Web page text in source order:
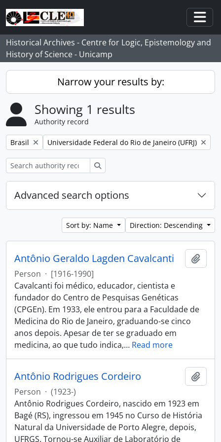
Skip to main content
Historical Archives - Centre for Logic, Epistemology and
History of Science - Unicamp
Narrow your results by:
Showing 1 results
Authority record
Remove filter:
Brasil Remove filter:
Universidade Federal do Rio de Janeiro (UFRJ)
Advanced search options
Sort by: Name Direction: Descending
Antônio Geraldo Lagden Cavalcanti
Person · [1916-1990]
Cavalcanti foi médico, educador, cientista e
fundador do Centro de Pesquisas Genéticas
(CPGEn). Em 1933, ele entrou para a Faculdade de
Medicina do Rio de Janeiro, graduando-se cinco
anos depois. Apesar de ter se graduado em
medicina, ao que tudo indica,… Read more
Antônio Rodrigues Cordeiro
Person · (1923-)
Antônio Rodrigues Cordeiro, nascido em 1923 em
Bagé (RS), ingressou em 1945 no Curso de História
Natural da Universidade de Porto Alegre, depois,
UFRGS. Tornou-se Auxiliar de Laboratório de